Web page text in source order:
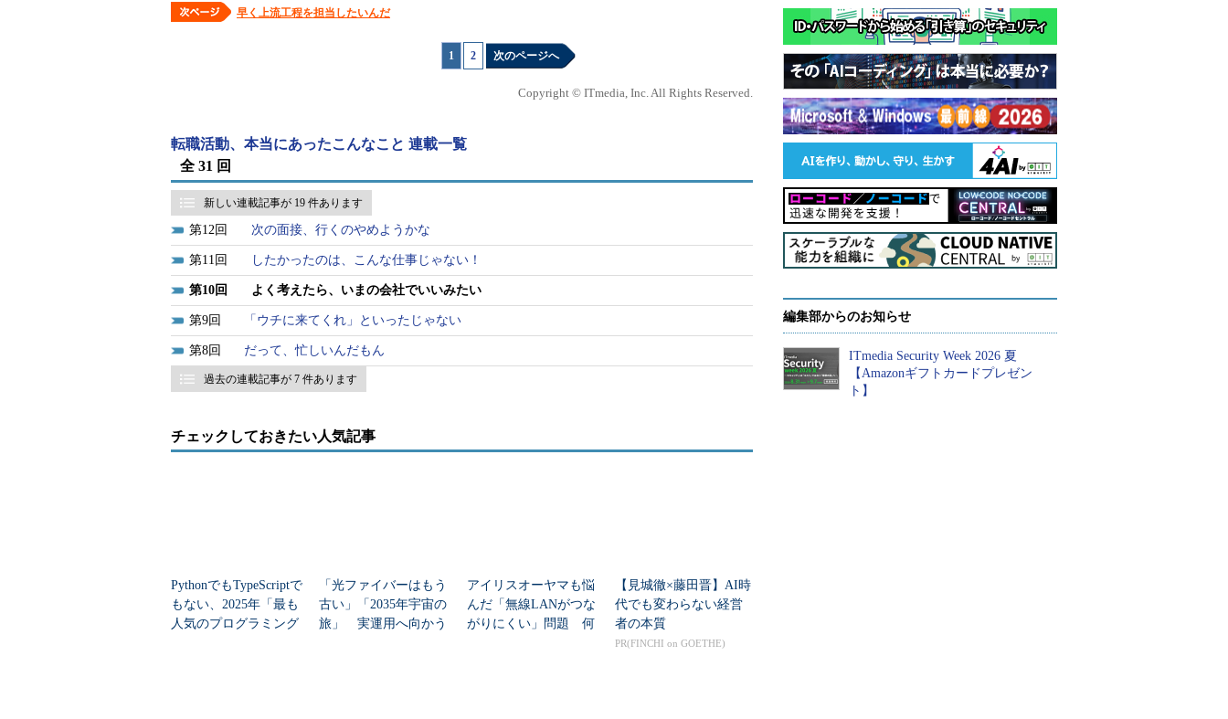
早く上流工程を担当したいんだ
1 2 次のページへ
Copyright © ITmedia, Inc. All Rights Reserved.
転職活動、本当にあったこんなこと 連載一覧
全 31 回
新しい連載記事が 19 件あります
12 次の面接、行くのやめようかな
11 したかったのは、こんな仕事じゃない！
10 よく考えたら、いまの会社でいいみたい
9 「ウチに来てくれ」といったじゃない
8 だって、忙しいんだもん
過去の連載記事が 7 件あります
チェックしておきたい人気記事
PythonでもTypeScriptで
もない、2025年「最も
人気のプログラミング
「光ファイバーはもう
古い」「2035年宇宙の
旅」 実運用へ向かう
アイリスオーヤマも悩
んだ「無線LANがつな
がりにくい」問題 何
【見城徹×藤田晋】AI時
代でも変わらない経営
者の本質
PR(FINCHI on GOETHE)
編集部からのお知らせ
ITmedia Security Week 2026 夏
【Amazonギフトカードプレゼン
ト】